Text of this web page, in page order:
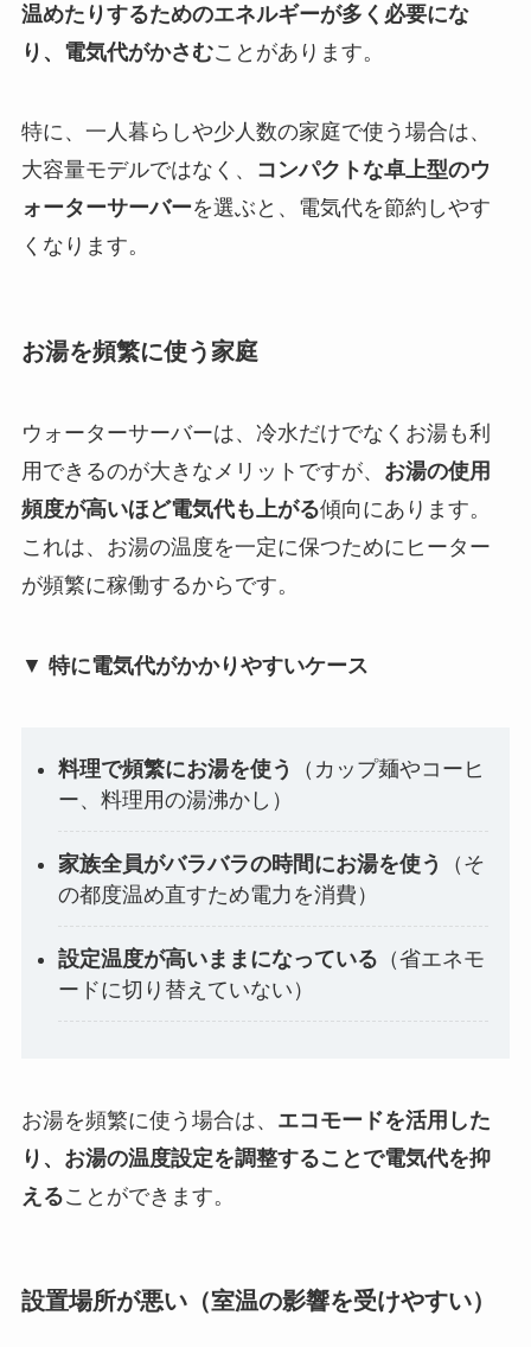
温めたりするためのエネルギーが多く必要にな
り、電気代がかさむことがあります。
特に、一人暮らしや少人数の家庭で使う場合は、
大容量モデルではなく、
コンパクトな卓上型のウ
ォーターサーバーを選ぶと、電気代を節約しやす
くなります。
お湯を頻繁に使う家庭
ウォーターサーバーは、冷水だけでなくお湯も利
用できるのが大きなメリットですが、 お湯の使用
頻度が高いほど電気代も上がる傾向にあります。
これは、お湯の温度を一定に保つためにヒーター
が頻繁に稼働するからです。
▼ 特に電気代がかかりやすいケース
料理で頻繁にお湯を使う
（カップ麺やコーヒ
ー、料理用の湯沸かし）
家族全員がバラバラの時間にお湯を使う
（そ
の都度温め直すため電力を消費）
設定温度が高いままになっている （省エネモ
ードに切り替えていない）
お湯を頻繁に使う場合は、 エコモードを活用した
り、お湯の温度設定を調整することで電気代を抑
えることができます。
設置場所が悪い（室温の影響を受けやすい）